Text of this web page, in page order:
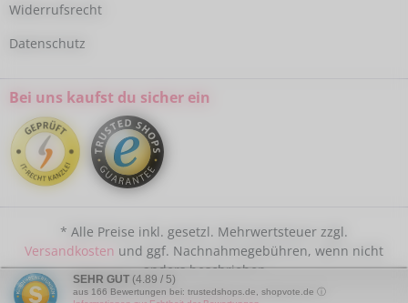
Widerrufsrecht
Datenschutz
Bei uns kaufst du sicher ein
* Alle Preise inkl. gesetzl. Mehrwertsteuer zzgl.
Versandkosten und ggf. Nachnahmegebühren, wenn nicht
anders beschrieben
SEHR GUT (4.89 / 5)
aus 166 Bewertungen bei: trustedshops.de, shopvote.de ⓘ